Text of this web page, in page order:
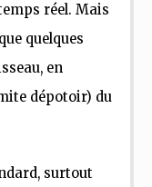
réel. Mais
quelques
en
dépotoir) du
surtout